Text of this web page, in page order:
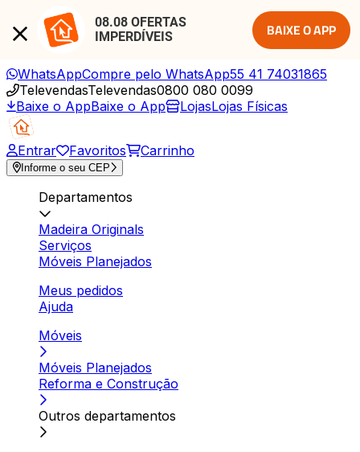
08.08 OFERTAS
IMPERDÍVEIS
BAIXE O APP
WhatsAppCompre pelo WhatsApp55 41 74031865
TelevendasTelevendas0800 080 0099
Baixe o AppBaixe o App LojasLojas Físicas
Entrar Favoritos Carrinho
Informe o seu CEP
Departamentos
Madeira Originals
Serviços
Móveis Planejados
Meus pedidos
Ajuda
Móveis
Móveis Planejados
Reforma e Construção
Outros departamentos